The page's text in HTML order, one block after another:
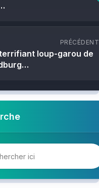
PRÉCÉDENT
loup-garou de